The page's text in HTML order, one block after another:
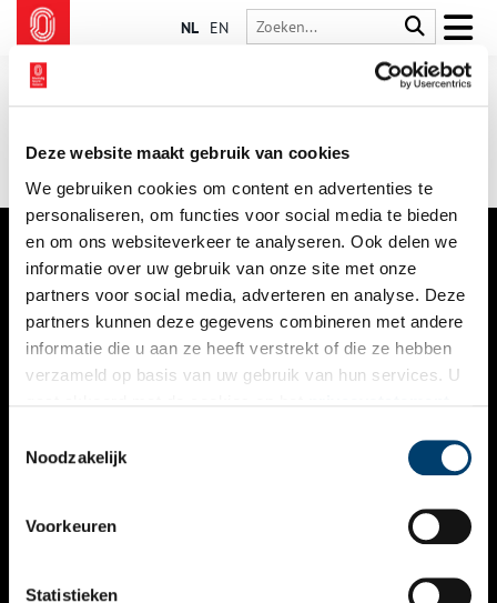
Deze website maakt gebruik van cookies
We gebruiken cookies om content en advertenties te
personaliseren, om functies voor social media te bieden
en om ons websiteverkeer te analyseren. Ook delen we
informatie over uw gebruik van onze site met onze
partners voor social media, adverteren en analyse. Deze
partners kunnen deze gegevens combineren met andere
informatie die u aan ze heeft verstrekt of die ze hebben
verzameld op basis van uw gebruik van hun services. U
Noodzakelijk
Voorkeuren
Statistieken
NL EN
VERHALEN
NIEUWS
KALENDER
ACTIVITEITEN